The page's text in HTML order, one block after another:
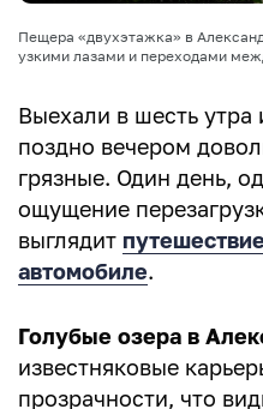
Пещера «двухэтажка» в
узкими лазами и переходами
Выехали в шесть
поздно вечером
грязные. Один день,
ощущение
выглядит
автомобиле.
Голубые озера в
известняковые
прозрачности, что